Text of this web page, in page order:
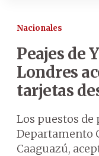
Nacionales
Peajes de
Londres
tarjetas
Los puestos de
Departamento
Caaguazú,